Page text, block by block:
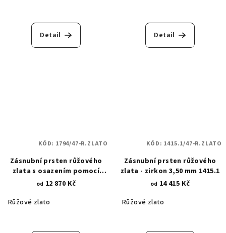
Detail Detail
Zásnubní prsten růžového
zlata s osazením pomocí
drážky radiant zirkonem 4
od 12 870 Kč
Růžové zlato
KÓD: 1794/47-R.ZLATO
Zásnubní prsten růžového
zlata - zirkon 3,50 mm 1415.1
od 14 415 Kč
Růžové zlato
KÓD: 1415.1/47-R.ZLATO